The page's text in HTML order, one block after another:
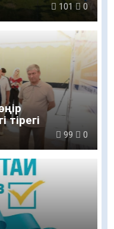
101 0
тірегі
99 0